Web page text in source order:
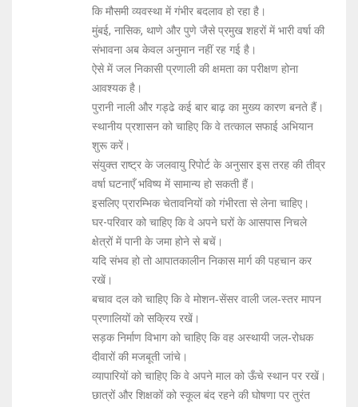
कि मौसमी व्यवस्था में गंभीर बदलाव हो रहा है।
मुंबई, नासिक, थाणे और पुणे जैसे प्रमुख शहरों में भारी वर्षा की
संभावना अब केवल अनुमान नहीं रह गई है।
ऐसे में जल निकासी प्रणाली की क्षमता का परीक्षण होना
आवश्यक है।
पुरानी नाली और गड्ढे कई बार बाढ़ का मुख्य कारण बनते हैं।
स्थानीय प्रशासन को चाहिए कि वे तत्काल सफाई अभियान
शुरू करें।
संयुक्त राष्ट्र के जलवायु रिपोर्ट के अनुसार इस तरह की तीव्र
वर्षा घटनाएँ भविष्य में सामान्य हो सकती हैं।
इसलिए प्रारम्भिक चेतावनियों को गंभीरता से लेना चाहिए।
घर-परिवार को चाहिए कि वे अपने घरों के आसपास निचले
क्षेत्रों में पानी के जमा होने से बचें।
यदि संभव हो तो आपातकालीन निकास मार्ग की पहचान कर
रखें।
बचाव दल को चाहिए कि वे मोशन‑सेंसर वाली जल‑स्तर मापन
प्रणालियों को सक्रिय रखें।
सड़क निर्माण विभाग को चाहिए कि वह अस्थायी जल‑रोधक
दीवारों की मजबूती जांचे।
व्यापारियों को चाहिए कि वे अपने माल को ऊँचे स्थान पर रखें।
छात्रों और शिक्षकों को स्कूल बंद रहने की घोषणा पर तुरंत